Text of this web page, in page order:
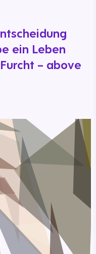
ein Leben
– above